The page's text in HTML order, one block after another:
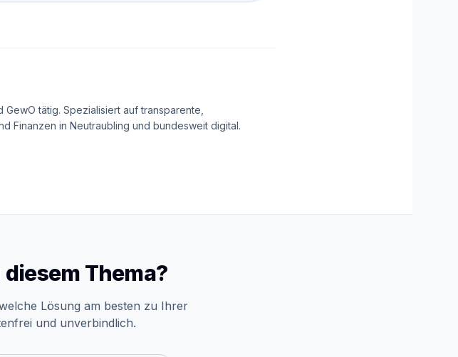
tätig. Spezialisiert auf transparente,
Finanzen in Neutraubling und bundesweit digital.
diesem Thema?
Lösung am besten zu Ihrer
und unverbindlich.